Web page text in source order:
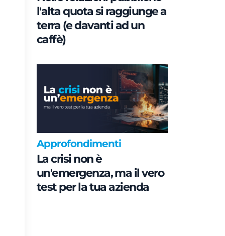
l'alta quota si raggiunge a
terra (e davanti ad un
caffè)
Approfondimenti
La crisi non è
un'emergenza, ma il vero
test per la tua azienda